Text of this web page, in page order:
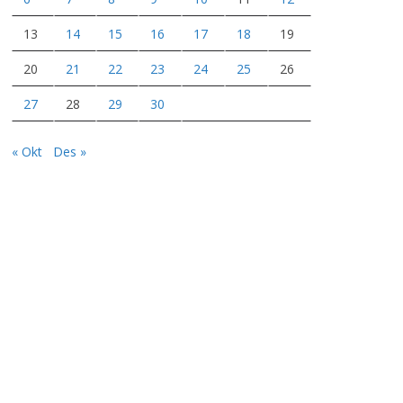
13 14 15 16 17 18 19
20 21 22 23 24 25 26
27 28 29 30
« Okt Des »